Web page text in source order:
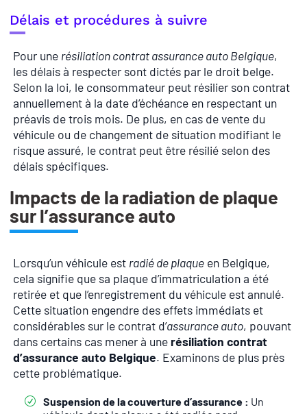
Délais et procédures à suivre
Pour une résiliation contrat assurance auto Belgique,
les délais à respecter sont dictés par le droit belge.
Selon la loi, le consommateur peut résilier son contrat
annuellement à la date d’échéance en respectant un
préavis de trois mois. De plus, en cas de vente du
véhicule ou de changement de situation modifiant le
risque assuré, le contrat peut être résilié selon des
délais spécifiques.
Impacts de la radiation de plaque
sur l’assurance auto
Lorsqu’un véhicule est radié de plaque en Belgique,
cela signifie que sa plaque d’immatriculation a été
retirée et que l’enregistrement du véhicule est annulé.
Cette situation engendre des effets immédiats et
considérables sur le contrat d’assurance auto, pouvant
dans certains cas mener à une résiliation contrat
d’assurance auto Belgique. Examinons de plus près
cette problématique.
Suspension de la couverture d’assurance : Un